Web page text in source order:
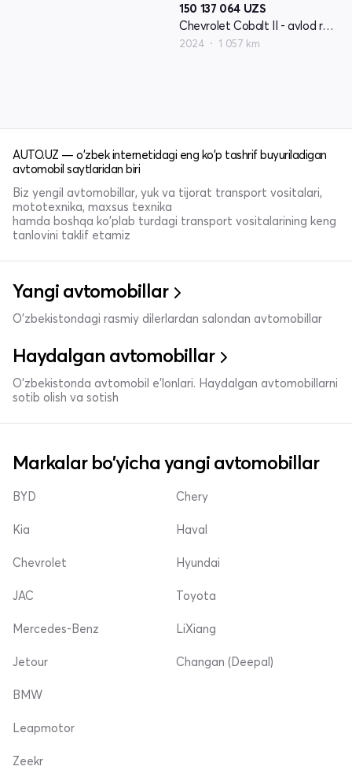
150 137 064 UZS
Chevrolet Cobalt II - avlod restyling
2024 1 057 km
AUTO.UZ — o'zbek internetidagi eng ko'p tashrif buyuriladigan
avtomobil saytlaridan biri
Biz yengil avtomobillar, yuk va tijorat transport vositalari,
mototexnika, maxsus texnika
hamda boshqa ko'plab turdagi transport vositalarining keng
tanlovini taklif etamiz
Yangi avtomobillar
O'zbekistondagi rasmiy dilerlardan salondan avtomobillar
Haydalgan avtomobillar
O'zbekistonda avtomobil e’lonlari. Haydalgan avtomobillarni
sotib olish va sotish
Markalar bo'yicha yangi avtomobillar
BYD
Kia
Chevrolet
Chery
Haval
Hyundai
JAC
Mercedes-Benz
Jetour
Toyota
LiXiang
Changan (Deepal)
BMW
Leapmotor
Zeekr